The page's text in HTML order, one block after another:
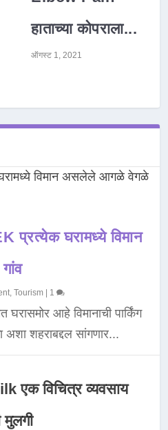
हाताच्या कोपराला...
ऑगस्ट 1, 2021
प्रत्येक घरामध्ये विमान
,Tourism 1
आहे विमानाची पार्किंग
शहराबद्दल सांगणार...
एक विचित्र व्यवसाय